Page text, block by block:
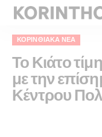
ΚΟΡΙΝΘΙΑΚΆ ΝΈΑ
Το Κιάτο
με την
Κέντρου